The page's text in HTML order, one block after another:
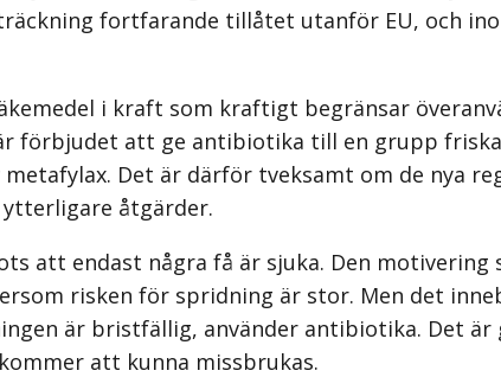
fortfarande tillåtet utanför EU, och
i kraft som kraftigt begränsar
förbjudet att ge antibiotika till en grupp
Det är därför tveksamt om de nya
åtgärder.
att endast några få är sjuka. Den
risken för spridning är stor. Men det
är bristfällig, använder antibiotika. Det
att kunna missbrukas.